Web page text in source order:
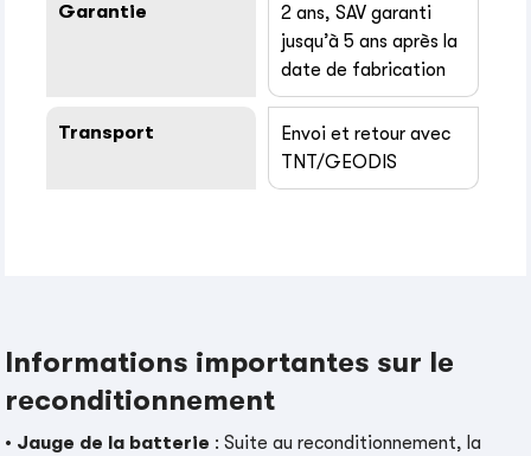
Garantie
2 ans, SAV garanti
jusqu’à 5 ans après la
date de fabrication
Transport
Envoi et retour avec
TNT/GEODIS
Informations importantes sur le
reconditionnement
• Jauge de la batterie : Suite au reconditionnement, la